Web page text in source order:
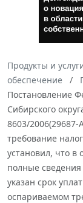
Продукты и
обеспечение
Постановление
Сибирского
8603/
требование
установил, что в
полные
указан срок
оспариваемом